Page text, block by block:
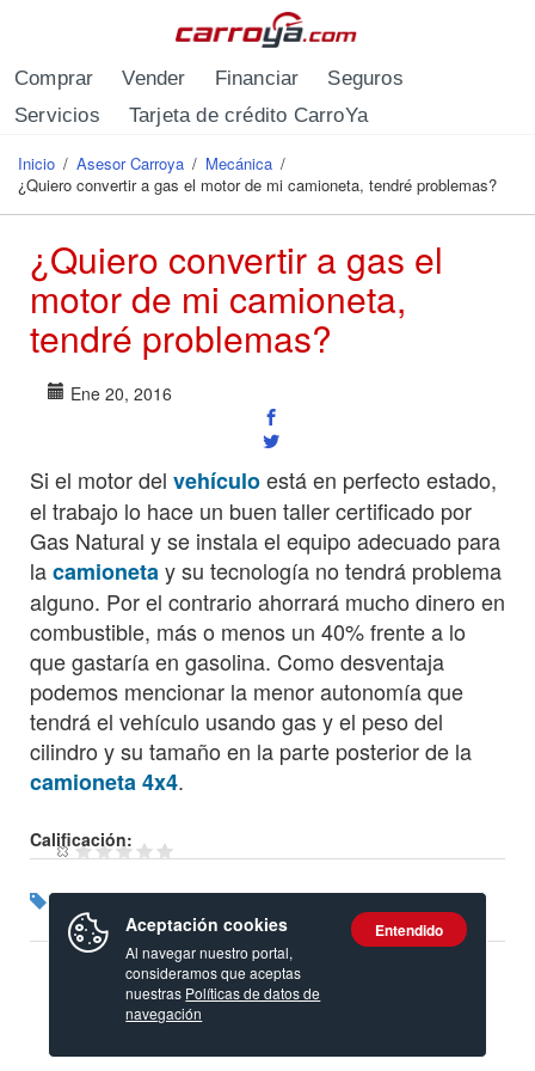
Comprar Vender Financiar
Seguros
Servicios
Tarjeta de crédito CarroYa
Se encuentra usted aquí
Inicio / Asesor Carroya / Mecánica /
¿Quiero convertir a gas el motor de mi camioneta, tendré problemas?
¿Quiero convertir a gas el
motor de mi camioneta,
tendré problemas?
Ene 20, 2016
Si el motor del vehículoestá en perfecto estado,
el trabajo lo hace un buen taller certificado por
Gas Natural y se instala el equipo adecuado para
lacamionetay su tecnología no tendrá problema
alguno. Por el contrario ahorrará mucho dinero en
combustible, más o menos un 40% frente a lo
que gastaría en gasolina. Como desventaja
podemos mencionar la menor autonomía que
tendrá el vehículo usando gas y el peso del
cilindro y su tamaño en la parte posterior de la
camioneta 4x4.
Calificación:
Etiquetas:Motor
Aceptación cookies
Al navegar nuestro portal,
consideramos que aceptas
nuestras Políticas de datos de
navegación
Entendido